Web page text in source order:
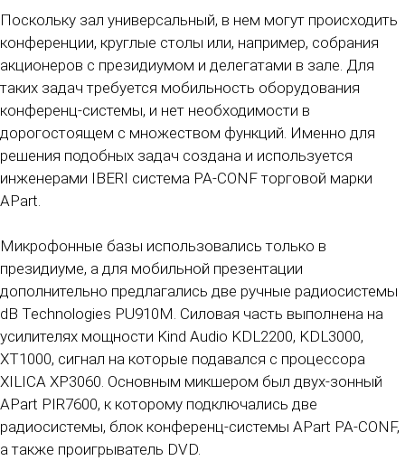
Поскольку зал универсальный, в нем могут происходить
конференции, круглые столы или, например, собрания
акционеров с президиумом и делегатами в зале. Для
таких задач требуется мобильность оборудования
конференц-системы, и нет необходимости в
дорогостоящем с множеством функций. Именно для
решения подобных задач создана и используется
инженерами IBERI система PA-CONF торговой марки
APart.
Микрофонные базы использовались только в
президиуме, а для мобильной презентации
дополнительно предлагались две ручные радиосистемы
dB Technologies PU910M. Силовая часть выполнена на
усилителях мощности Kind Audio KDL2200, KDL3000,
XT1000, сигнал на которые подавался с процессора
XILICA XP3060. Основным микшером был двух-зонный
APart PIR7600, к которому подключались две
радиосистемы, блок конференц-системы APart PA-CONF,
а также проигрыватель DVD.